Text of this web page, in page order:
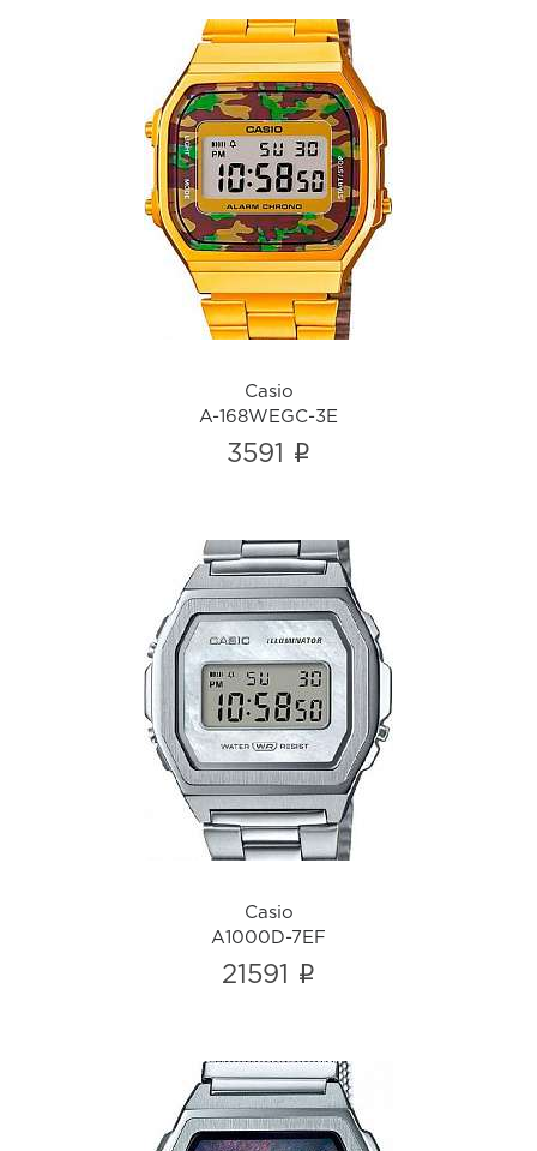
Casio
A-168WEGC-3E
i
Casio
A-168WEGC-3E
3591 i
Casio
A1000D-7EF
i
Casio
A1000D-7EF
21591 i